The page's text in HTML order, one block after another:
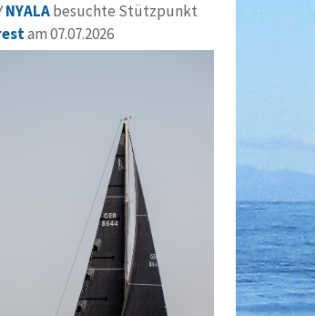
NYALAbesuchte Stützpunkt
am 07.07.2026